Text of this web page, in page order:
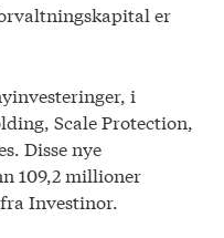
er
i
Scale Protection,
Disse nye
109,2 millioner
Investinor.